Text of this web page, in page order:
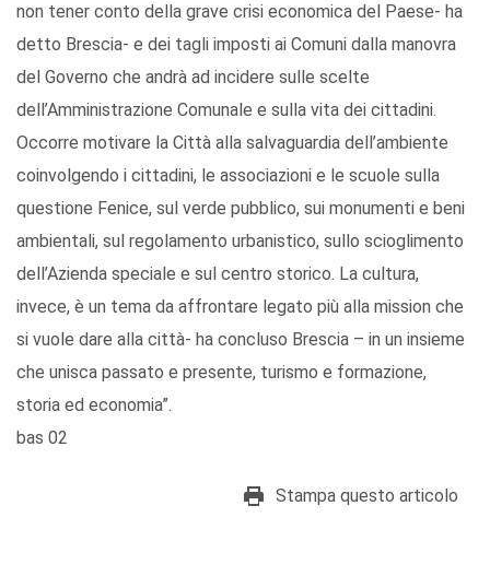
non tener conto della grave crisi economica del Paese- ha
detto Brescia- e dei tagli imposti ai Comuni dalla manovra
del Governo che andrà ad incidere sulle scelte
dell’Amministrazione Comunale e sulla vita dei cittadini.
Occorre motivare la Città alla salvaguardia dell’ambiente
coinvolgendo i cittadini, le associazioni e le scuole sulla
questione Fenice, sul verde pubblico, sui monumenti e beni
ambientali, sul regolamento urbanistico, sullo scioglimento
dell’Azienda speciale e sul centro storico. La cultura,
invece, è un tema da affrontare legato più alla mission che
si vuole dare alla città- ha concluso Brescia – in un insieme
che unisca passato e presente, turismo e formazione,
storia ed economia”.
bas 02
Stampa questo articolo